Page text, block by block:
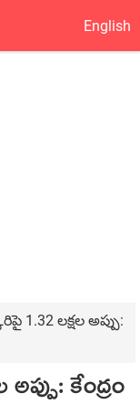
English
1.32 ల‌క్ష‌ల అప్పు:
కేంద్రం